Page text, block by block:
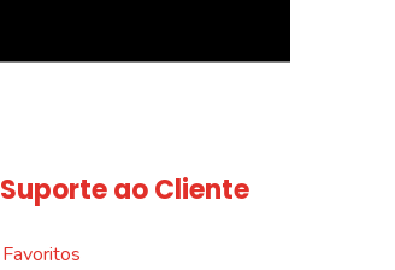
Suporte ao Cliente
Favoritos